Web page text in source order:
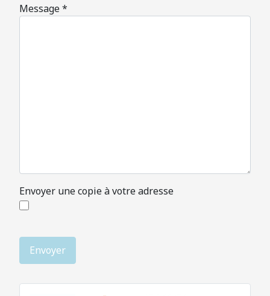
Message*
Envoyer une copie à votre adresse
Système Captcha
Envoyer